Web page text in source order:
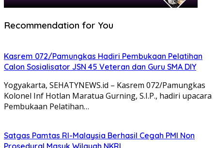
Recommendation for You
Kasrem 072/Pamungkas Hadiri Pembukaan Pelatihan
Calon Sosialisator JSN 45 Veteran dan Guru SMA DIY
Yogyakarta, SEHATYNEWS.id – Kasrem 072/Pamungkas
Kolonel Inf Hotlan Maratua Gurning, S.I.P., hadiri upacara
Pembukaan Pelatihan…
Satgas Pamtas RI-Malaysia Berhasil Cegah PMI Non
Prosedural Masuk Wilayah NKRI